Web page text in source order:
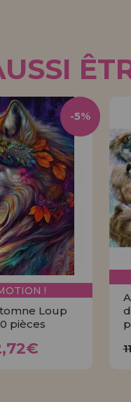
!
Loup
pièces
-5%